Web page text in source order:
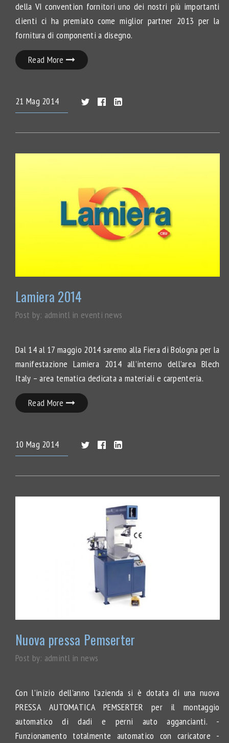
della VI convention fornitori uno dei nostri più importanti
clienti ci ha premiato come miglior partner 2013 per la
fornitura di componenti a disegno.
Read More
21 Mag 2014
Lamiera 2014
Post by: admintlin eventi news
Dal 14 al 17 maggio 2014 saremo alla Fiera di Bologna per la
manifestazione Lamiera 2014 all’interno dell’area Blech
Italy – area tematica dedicata a materiali e carpenteria.
Read More
10 Mag 2014
Nuova pressa Pemserter
Post by: admintlin news
Con l’inizio dell’anno l’azienda si è dotata di una nuova
PRESSA AUTOMATICA PEMSERTER per il montaggio
automatico di dadi e perni auto aggancianti. -
Funzionamento totalmente automatico con caricatore -